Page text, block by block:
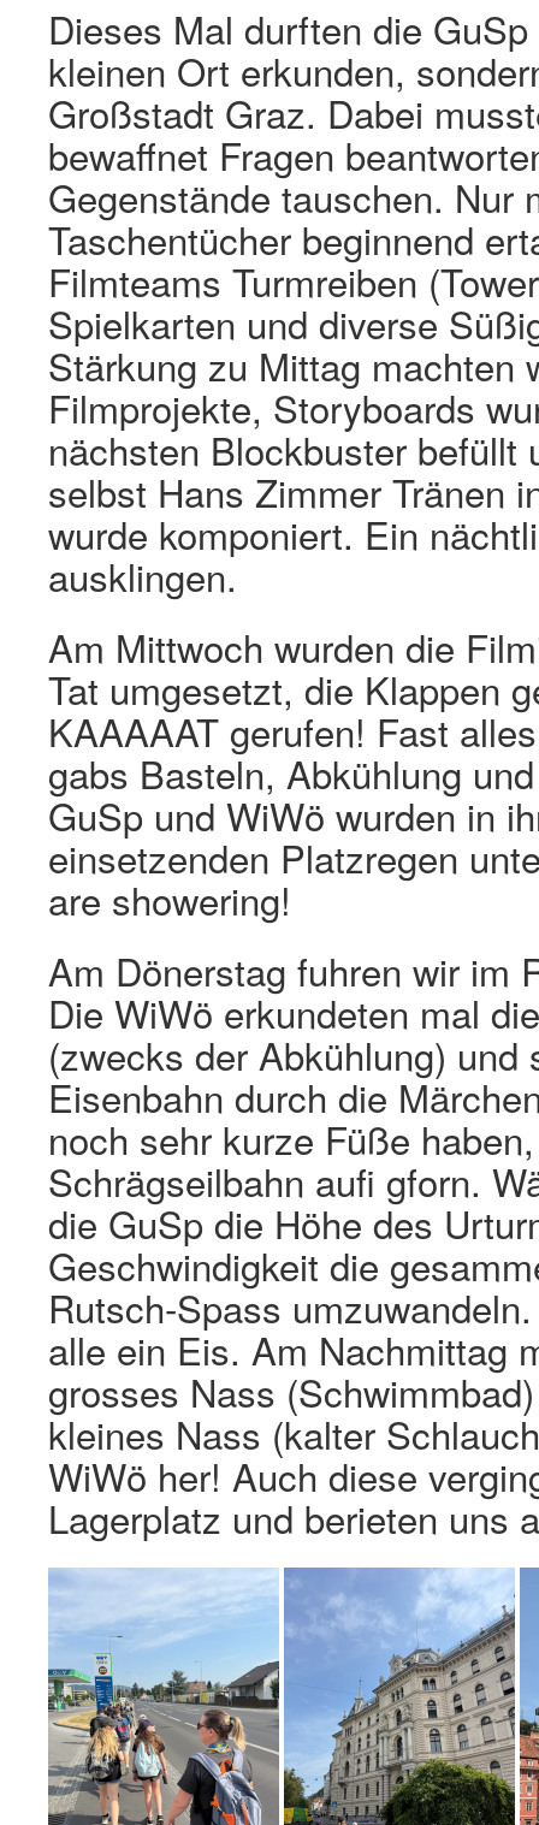
Dieses Mal durften die
kleinen Ort erkunden,
Großstadt Graz. Dabei
bewaffnet Fragen
Gegenstände tauschen. Nur
Taschentücher beginnend
Filmteams Turmreiben
Spielkarten und diverse
Stärkung zu Mittag machten
Filmprojekte, Storyboards
nächsten Blockbuster befüllt
selbst Hans Zimmer Tränen
wurde komponiert. Ein
ausklingen.
Am Mittwoch wurden die
Tat umgesetzt, die Klappen
KAAAAAT gerufen! Fast
gabs Basteln, Abkühlung
GuSp und WiWö wurden in
einsetzenden Platzregen
are showering!
Am Dönerstag fuhren wir im
Die WiWö erkundeten mal
(zwecks der Abkühlung) und
Eisenbahn durch die
noch sehr kurze Füße
Schrägseilbahn aufi gforn.
die GuSp die Höhe des
Geschwindigkeit die
Rutsch-Spass
alle ein Eis. Am Nachmittag
grosses Nass
kleines Nass (kalter
WiWö her! Auch diese
Lagerplatz und berieten uns